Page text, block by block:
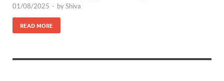
01/08/2025 - byShiva
READ MORE